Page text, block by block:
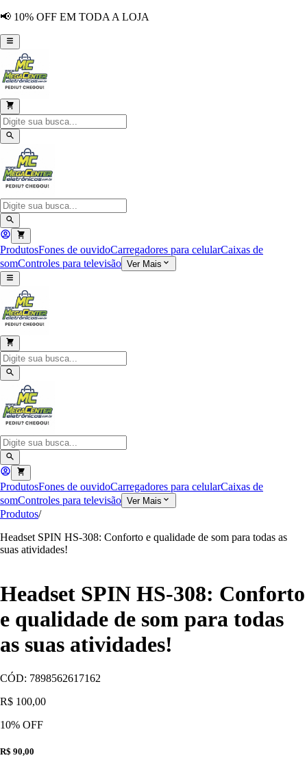
📢 10% OFF EM TODA A LOJA
ProdutosFones de ouvidoCarregadores para celularCaixas de
somControles para televisão Ver Mais
ProdutosFones de ouvidoCarregadores para celularCaixas de
somControles para televisão Ver Mais
Produtos/
Headset SPIN HS-308: Conforto e qualidade de som para todas as
suas atividades!
Headset SPIN HS-308: Conforto
e qualidade de som para todas
as suas atividades!
CÓD: 7898562617162
R$ 100,00
10% OFF
R$ 90,00